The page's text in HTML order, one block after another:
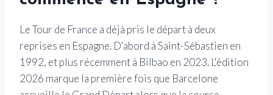
Le Tour de France a déjà pris le départ à deux
reprises en Espagne. D'abord à Saint-Sébastien en
1992, et plus récemment à Bilbao en 2023. L'édition
2026 marque la première fois que Barcelone